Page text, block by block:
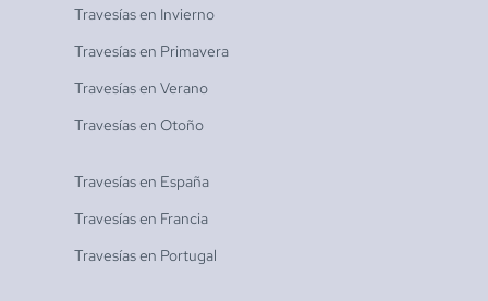
Travesías en Invierno
Travesías en Primavera
Travesías en Verano
Travesías en Otoño
Travesías en España
Travesías en Francia
Travesías en Portugal